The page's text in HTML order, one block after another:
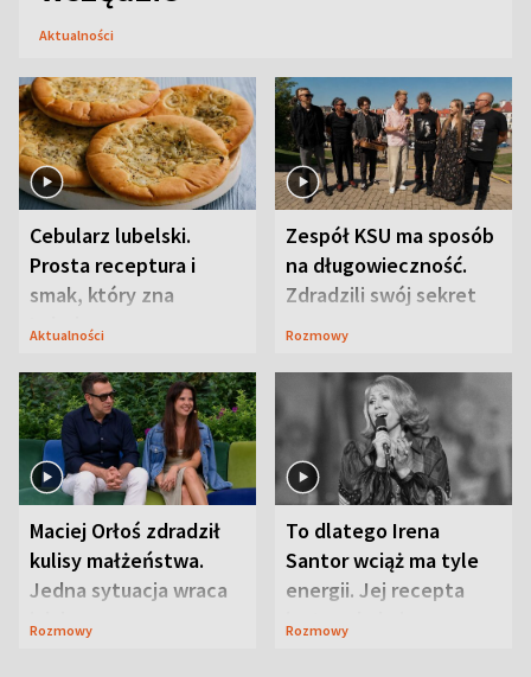
Aktualności
Cebularz lubelski.
Prosta receptura i
smak, który zna
Lubelszczyzna
Aktualności
Zespół KSU ma sposób
na długowieczność.
Zdradzili swój sekret
Rozmowy
Maciej Orłoś zdradził
kulisy małżeństwa.
Jedna sytuacja wraca
jak bumerang
Rozmowy
To dlatego Irena
Santor wciąż ma tyle
energii. Jej recepta
jest zaskakująco
Rozmowy